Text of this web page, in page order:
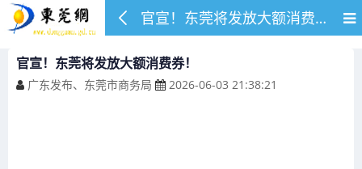
官宣！东莞将发放大额消费券！
官宣！东莞将发放大额消费券！
广东发布、东莞市商务局 2026-06-03 21:38:21